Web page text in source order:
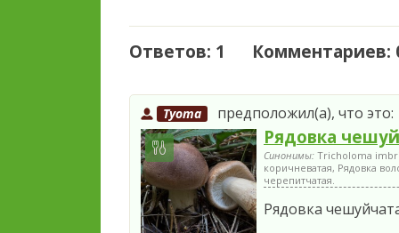
Ответов: 1 Комментариев:
Tyoma предположил(а), что это:
Рядовка
Синонимы: Tricholoma
коричневатая, Рядовка
черепитчатая.
Рядовка